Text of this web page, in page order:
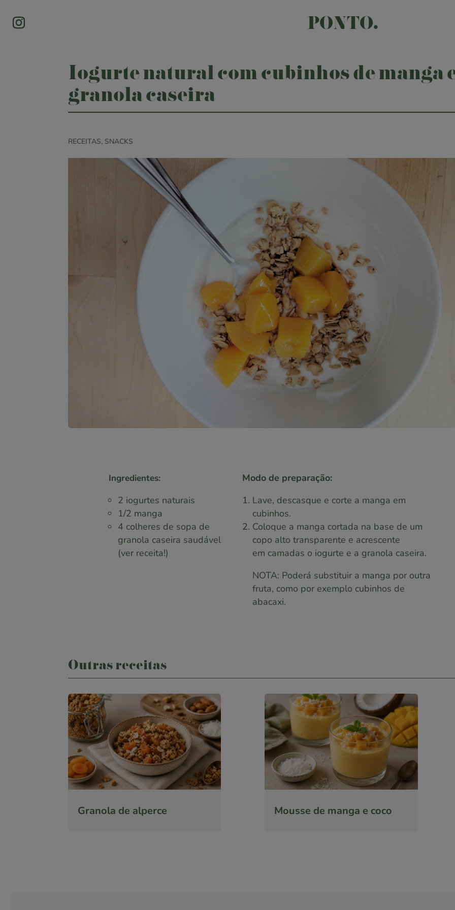
PONTO.
Iogurte natural com cubinhos de manga
granola caseira
RECEITAS, SNACKS
Ingredientes:
2 iogurtes naturais
1/2 manga
4 colheres de sopa de
granola caseira saudável
(ver receita!)
Modo de preparação:
Lave, descasque e corte a manga em
cubinhos.
Coloque a manga cortada na base de um
copo alto transparente e acrescente
em camadas o iogurte e a granola caseira.
NOTA: Poderá substituir a manga por outra
fruta, como por exemplo cubinhos de
abacaxi.
Outras receitas
Granola de alperce Mousse de manga e coco